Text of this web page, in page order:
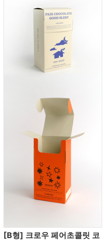
[B형] 크로우 페어초콜릿 코